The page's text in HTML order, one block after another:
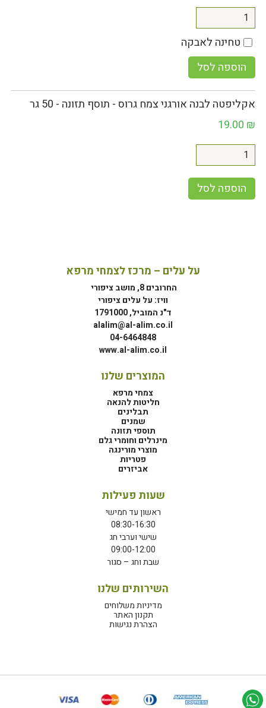
טחינה לאבקה
הוספה לסל
אקליפטה לבנה אורגני צמח גרוס - תוסף תזונה - 50 גר
19.00 ₪
הוספה לסל
על עלים – מרכז לצמחי מרפא
החרובים 8, מושב ציפורי
וויז: על עלים ציפורי
ד"נ המוביל, 1791000
alalim@al-alim.co.il
04-6464848
www.al-alim.co.il
המוצרים שלנו
צמחי מרפא
חליטות להנאה
תבלינים
שמנים
תוספי תזונה
מינרלים וחומרי גלם
מוצרי מורינגה
פטריות
אביזרים
שעות פעילות
ראשון עד חמישי
08:30-16:30
שישי וערבי חג
09:00-12:00
שבת וחג – סגור
השירותים שלנו
מדיניות משלוחים
תקנון האתר
הצהרת נגישות